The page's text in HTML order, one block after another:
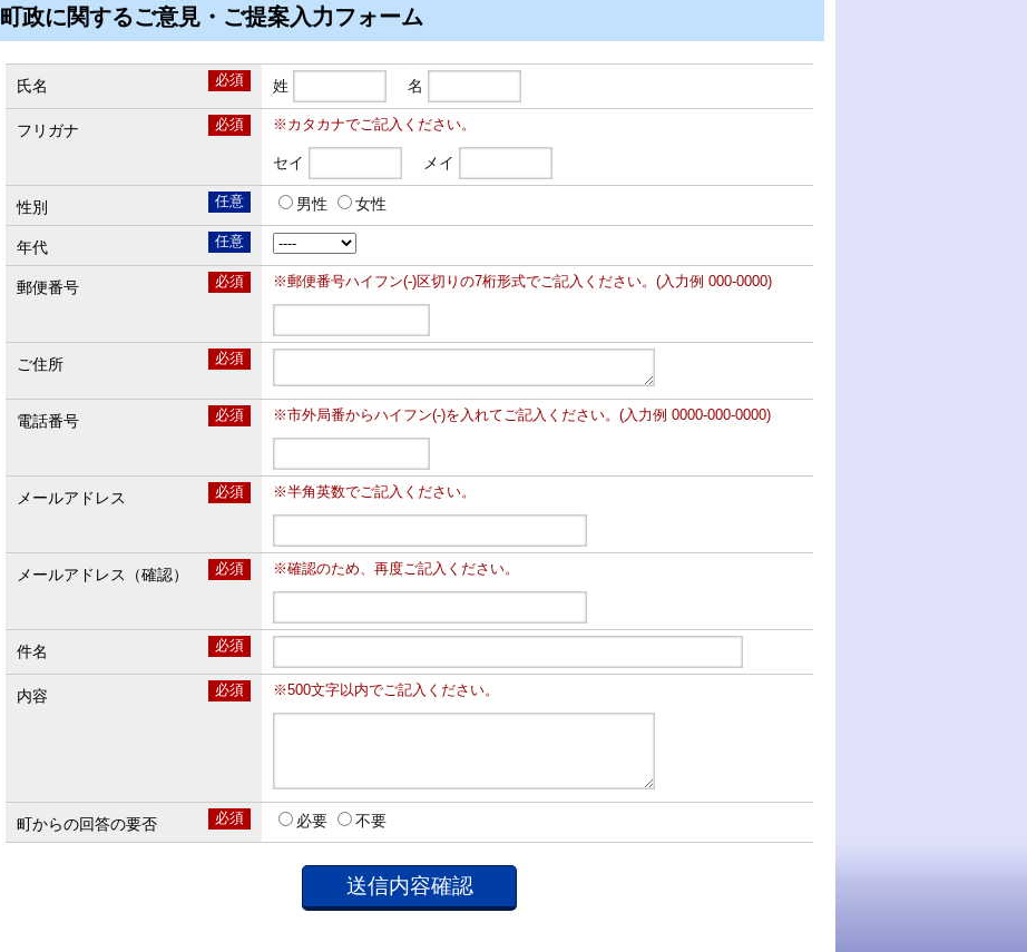
町政に関するご意見・ご提案入力フォーム
氏名 必須 姓 名
フリガナ 必須 ※カタカナでご記入ください。
セイ メイ
性別 任意 男性 女性
年代 任意
郵便番号 必須 ※郵便番号ハイフン(-)区切りの7桁形式でご記入ください。(入力例 000-0000)
ご住所 必須
電話番号 必須 ※市外局番からハイフン(-)を入れてご記入ください。(入力例 0000-000-0000)
メールアドレス 必須 ※半角英数でご記入ください。
メールアドレス（確認） 必須 ※確認のため、再度ご記入ください。
件名 必須
内容 必須 ※500文字以内でご記入ください。
町からの回答の要否 必須 必要 不要